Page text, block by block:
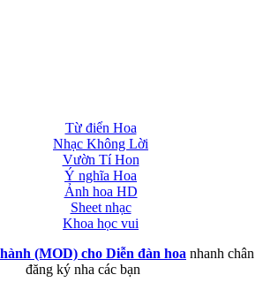
Từ điển Hoa
Nhạc Không Lời
Vườn Tí Hon
Ý nghĩa Hoa
Ảnh hoa HD
Sheet nhạc
Khoa học vui
(MOD) cho Diễn đàn hoa nhanh chân
đăng ký nha các bạn